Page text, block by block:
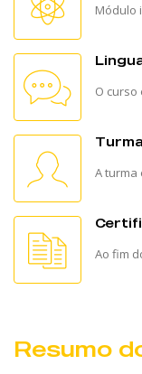
Módulo
O curso
A turma
Ao fim
Resumo